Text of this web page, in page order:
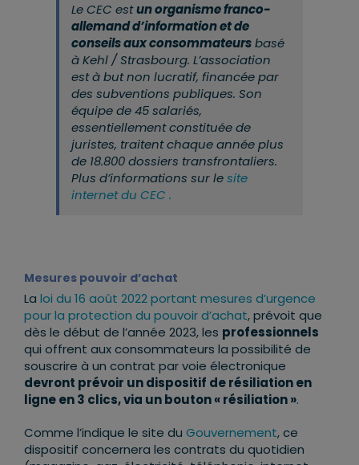
Le CEC estun organisme franco-
allemand d’information et de
conseils aux consommateursbasé
à Kehl / Strasbourg. L’association
est à but non lucratif, financée par
des subventions publiques. Son
équipe de 45 salariés,
essentiellement constituée de
juristes, traitent chaque année plus
de 18.800 dossiers transfrontaliers.
Plus d’informations sur lesite
internet du CEC .
Mesures pouvoir d’achat
La loi du 16 août 2022 portant mesures d’urgence
pour la protection du pouvoir d’achat, prévoit que
dès le début de l’année 2023, les professionnels
qui offrent aux consommateurs la possibilité de
souscrire à un contrat par voie électronique
devront prévoir un dispositif de résiliation en
ligne en 3 clics, via un bouton « résiliation ».
Comme l’indique le site du Gouvernement, ce
dispositif concernera les contrats du quotidien